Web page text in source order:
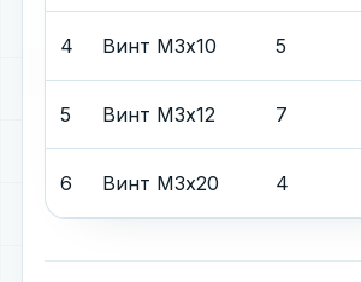
4 Винт М3х10 5
5 Винт М3х12 7
6 Винт М3х20 4